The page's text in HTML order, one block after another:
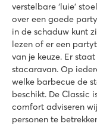
verstelbare ‘luie’
over een goede
in de schaduw kunt
lezen of er een
van je keuze. Er
stacaravan. Op
welke barbecue de
beschikt. De Classic
comfort adviseren
personen te